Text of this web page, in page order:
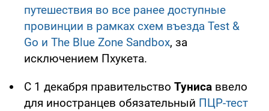
путешествия во все ранее доступные
провинции в рамках схем въезда Test &
Go и The Blue Zone Sandbox, за
исключением Пхукета.
С 1 декабря правительство Туниса ввело
для иностранцев обязательный ПЦР-тест